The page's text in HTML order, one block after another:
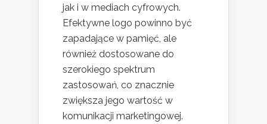
jak i w mediach cyfrowych.
Efektywne logo powinno być
zapadające w pamięć, ale
również dostosowane do
szerokiego spektrum
zastosowań, co znacznie
zwiększa jego wartość w
komunikacji marketingowej.